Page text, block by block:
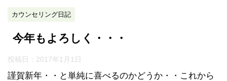
カウンセリング日記
今年もよろしく・・・
投稿日： 2017年1月1日
謹賀新年・・と単純に喜べるのかどうか・・これから